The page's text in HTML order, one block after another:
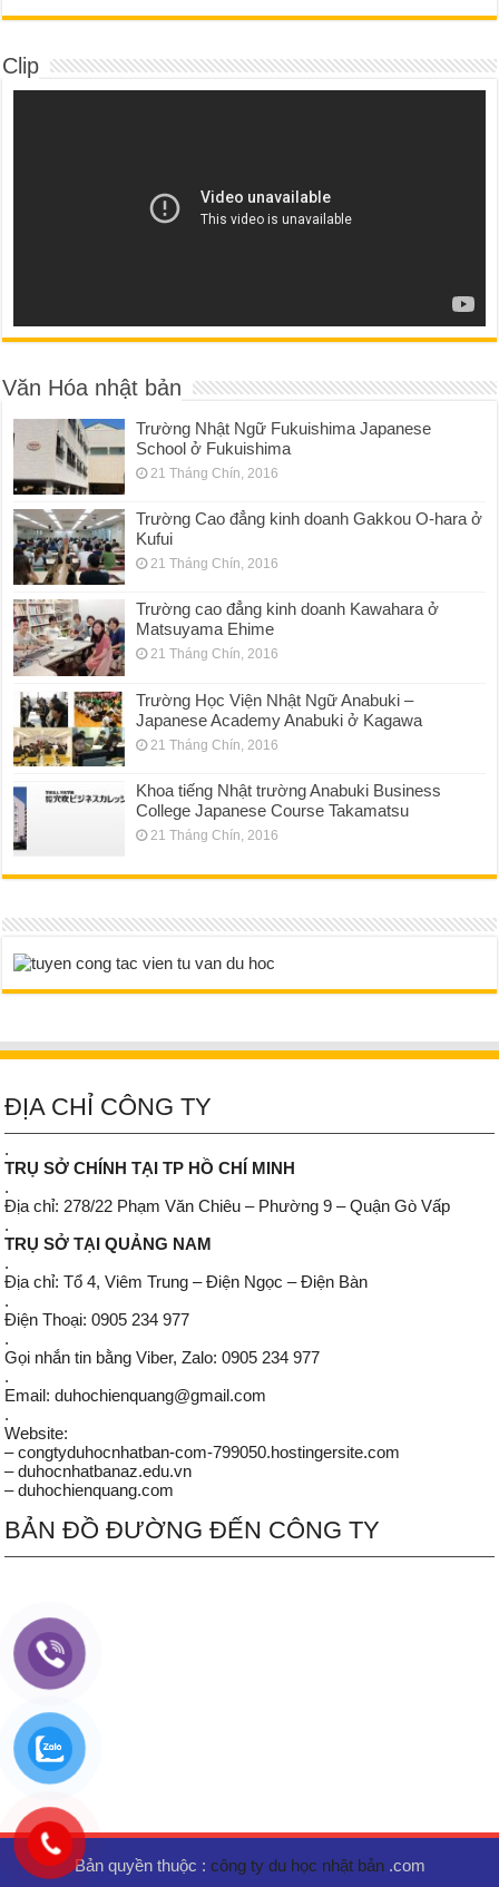
Clip
Văn Hóa nhật bản
Trường Nhật Ngữ Fukuishima Japanese
School ở Fukuishima
21 Tháng Chín, 2016
Trường Cao đẳng kinh doanh Gakkou O-hara ở
Kufui
21 Tháng Chín, 2016
Trường cao đẳng kinh doanh Kawahara ở
Matsuyama Ehime
21 Tháng Chín, 2016
Trường Học Viện Nhật Ngữ Anabuki –
Japanese Academy Anabuki ở Kagawa
21 Tháng Chín, 2016
Khoa tiếng Nhật trường Anabuki Business
College Japanese Course Takamatsu
21 Tháng Chín, 2016
ĐỊA CHỈ CÔNG TY
.
TRỤ SỞ CHÍNH TẠI TP HỒ CHÍ MINH
.
Địa chỉ: 278/22 Phạm Văn Chiêu – Phường 9 – Quận Gò Vấp
.
TRỤ SỞ TẠI QUẢNG NAM
.
Địa chỉ: Tổ 4, Viêm Trung – Điện Ngọc – Điện Bàn
.
Điện Thoại: 0905 234 977
.
Gọi nhắn tin bằng Viber, Zalo: 0905 234 977
.
Email: duhochienquang@gmail.com
.
Website:
– congtyduhocnhatban-com-799050.hostingersite.com
– duhocnhatbanaz.edu.vn
– duhochienquang.com
BẢN ĐỒ ĐƯỜNG ĐẾN CÔNG TY
Bản quyền thuộc : công ty du học nhật bản .com